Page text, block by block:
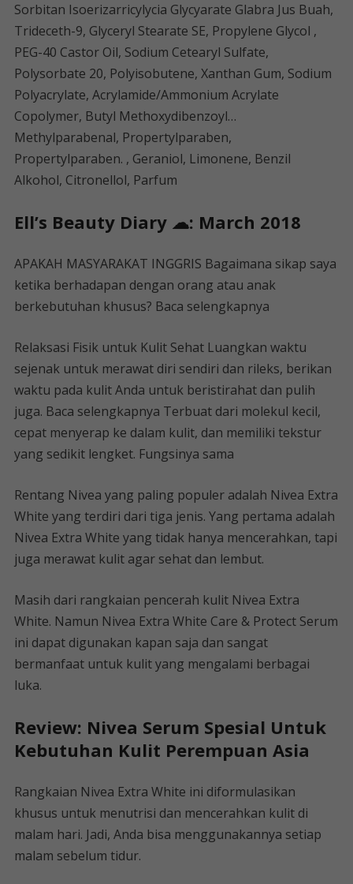
Sorbitan Isoerizarricylycia Glycyarate Glabra Jus Buah,
Trideceth-9, Glyceryl Stearate SE, Propylene Glycol ,
PEG-40 Castor Oil, Sodium Cetearyl Sulfate,
Polysorbate 20, Polyisobutene, Xanthan Gum, Sodium
Polyacrylate, Acrylamide/Ammonium Acrylate
Copolymer, Butyl Methoxydibenzoyl…
Methylparabenal, Propertylparaben,
Propertylparaben. , Geraniol, Limonene, Benzil
Alkohol, Citronellol, Parfum
Ell’s Beauty Diary ☁: March 2018
APAKAH MASYARAKAT INGGRIS Bagaimana sikap saya
ketika berhadapan dengan orang atau anak
berkebutuhan khusus? Baca selengkapnya
Relaksasi Fisik untuk Kulit Sehat Luangkan waktu
sejenak untuk merawat diri sendiri dan rileks, berikan
waktu pada kulit Anda untuk beristirahat dan pulih
juga. Baca selengkapnya Terbuat dari molekul kecil,
cepat menyerap ke dalam kulit, dan memiliki tekstur
yang sedikit lengket. Fungsinya sama
Rentang Nivea yang paling populer adalah Nivea Extra
White yang terdiri dari tiga jenis. Yang pertama adalah
Nivea Extra White yang tidak hanya mencerahkan, tapi
juga merawat kulit agar sehat dan lembut.
Masih dari rangkaian pencerah kulit Nivea Extra
White. Namun Nivea Extra White Care & Protect Serum
ini dapat digunakan kapan saja dan sangat
bermanfaat untuk kulit yang mengalami berbagai
luka.
Review: Nivea Serum Spesial Untuk
Kebutuhan Kulit Perempuan Asia
Rangkaian Nivea Extra White ini diformulasikan
khusus untuk menutrisi dan mencerahkan kulit di
malam hari. Jadi, Anda bisa menggunakannya setiap
malam sebelum tidur.